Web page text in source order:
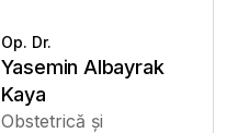
Op. Dr.
Yasemin Albayrak
Kaya
Obstetrică și